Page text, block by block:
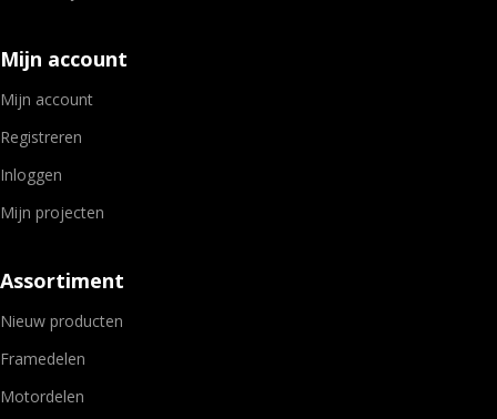
Mijn account
Mijn account
Registreren
Inloggen
Mijn projecten
Assortiment
Nieuw producten
Framedelen
Motordelen